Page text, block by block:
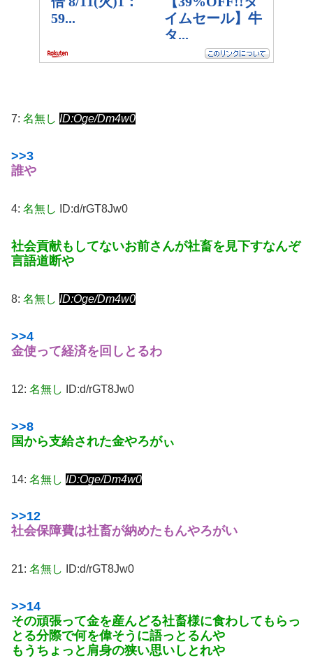
7: 名無し ID:Oge/Dm4w0
>>3
誰や
4: 名無し ID:d/rGT8Jw0
社会貢献もしてないお前さんが社畜を見下すなんぞ
言語道断や
8: 名無し ID:Oge/Dm4w0
>>4
金使って経済を回しとるわ
12: 名無し ID:d/rGT8Jw0
>>8
国から支給された金やろがぃ
14: 名無し ID:Oge/Dm4w0
>>12
社会保障費は社畜が納めたもんやろがい
21: 名無し ID:d/rGT8Jw0
>>14
その頑張って金を産んどる社畜様に食わしてもらっ
とる分際で何を偉そうに語っとるんや
もうちょっと肩身の狭い思いしとれや